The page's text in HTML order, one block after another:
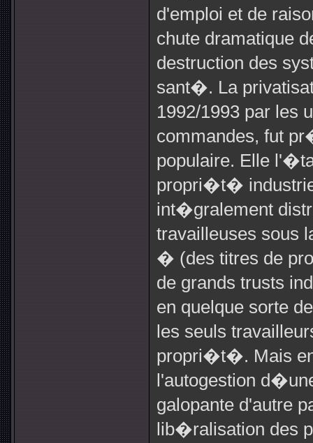
d'emploi et de
chute dramatique
destruction des
sant�. La
1992/1993 par les
commandes, fut
populaire. Elle
propri�t�
int�gralement
travailleuses sous
� (des titres de
de grands trusts
en quelque sorte
les seuls
propri�t�. Mais en
l'autogestion
galopante d'autre
lib�ralisation des